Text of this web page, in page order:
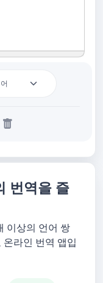
번역을 즐
이상의 언어 쌍
라인 번역 앱입